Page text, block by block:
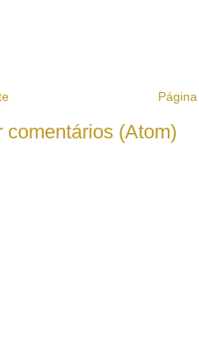
comentários (Atom)